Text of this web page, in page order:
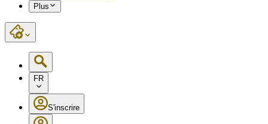
Plus
FR
S'inscrire